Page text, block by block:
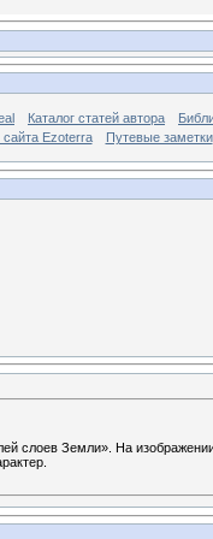
Каталог статей автора
Ezoterra
Путевые заметки
слоев Земли». На